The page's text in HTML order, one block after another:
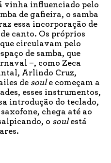
vinha influenciado pelo
de gafieira, o samba
essa incorporação de
canto. Os próprios
circulavam pelo
de samba, que
–, como Zeca
Arlindo Cruz,
de soule começam a
esses instrumentos,
introdução do teclado,
chega até ao
o soulestá